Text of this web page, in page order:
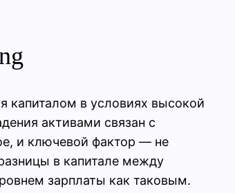
капиталом в условиях высокой
активами связан с
и ключевой фактор — не
в капитале между
зарплаты как таковым.